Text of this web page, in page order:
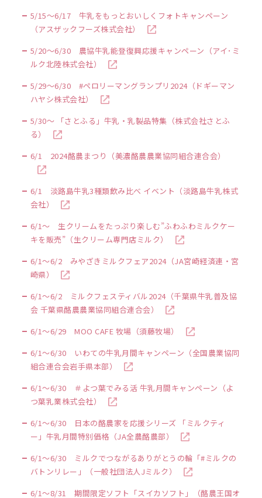
5/15～6/17 牛乳をもっとおいしくフォトキャンペーン
（アスザックフーズ株式会社）
5/20～6/30 農協牛乳能登復興応援キャンペーン（アイ･ミ
ルク北陸株式会社）
5/29～6/30 #ペロリーマングランプリ2024（ドギーマン
ハヤシ株式会社）
5/30～ 「さとふる」牛乳・乳製品特集（株式会社さとふ
る）
6/1 2024酪農まつり（美濃酪農農業協同組合連合会）
6/1 淡路島牛乳3種類飲み比べ イベント（淡路島牛乳株式
会社）
6/1～ 生クリームをたっぷり楽しむ”ふわふわミルクケー
キを販売”（生クリーム専門店ミルク）
6/1～6/2 みやざきミルクフェア2024（JA宮崎経済連・宮
崎県）
6/1～6/2 ミルクフェスティバル2024（千葉県牛乳普及協
会 千葉県酪農農業協同組合連合会）
6/1～6/29 MOO CAFE 牧場（須藤牧場）
6/1～6/30 いわての牛乳月間キャンペーン（全国農業協同
組合連合会岩手県本部）
6/1～6/30 ＃よつ葉でみる活 牛乳月間キャンペーン（よ
つ葉乳業株式会社）
6/1～6/30 日本の酪農家を応援シリーズ 「ミルクティ
ー」牛乳月間特別価格（JA全農酪農部）
6/1～6/30 ミルクでつながるありがとうの輪「#ミルクの
バトンリレー」（一般社団法人Jミルク）
6/1～8/31 期間限定ソフト「スイカソフト」（酪農王国オ